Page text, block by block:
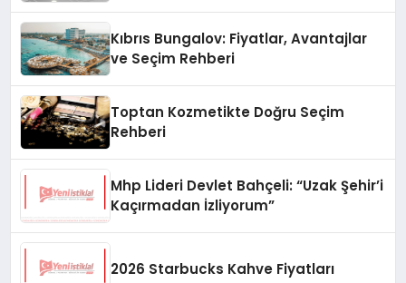
Kıbrıs Bungalov: Fiyatlar, Avantajlar
ve Seçim Rehberi
Toptan Kozmetikte Doğru Seçim
Rehberi
Mhp Lideri Devlet Bahçeli: “Uzak Şehir’i
Kaçırmadan İzliyorum”
2026 Starbucks Kahve Fiyatları